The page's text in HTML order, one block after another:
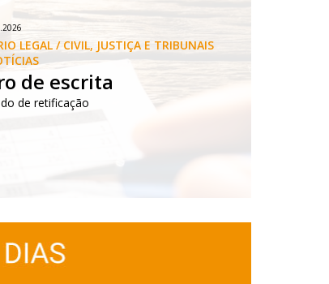
LEGAL / CIVIL, JUSTIÇA E TRIBUNAIS
de escrita
de retificação